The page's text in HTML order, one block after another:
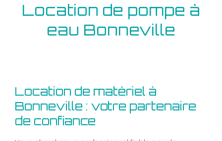
Location de pompe à
eau Bonneville
Location de matériel à
Bonneville : votre partenaire
de confiance